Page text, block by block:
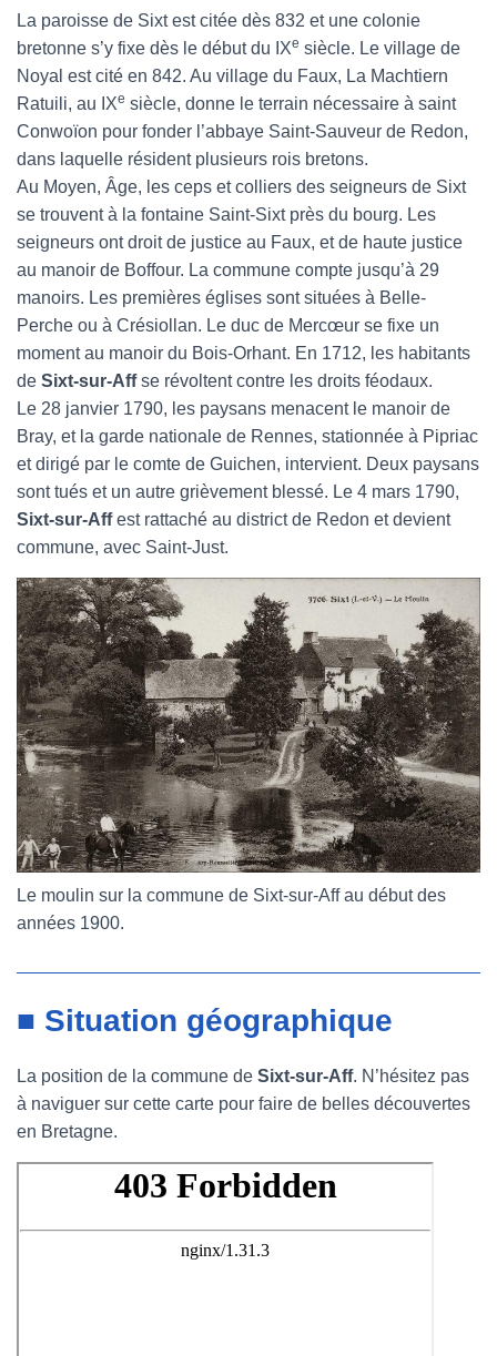
La paroisse de Sixt est citée dès 832 et une colonie
bretonne s’y fixe dès le début du IXe siècle. Le village de
Noyal est cité en 842. Au village du Faux, La Machtiern
Ratuili, au IXe siècle, donne le terrain nécessaire à saint
Conwoïon pour fonder l’abbaye Saint-Sauveur de Redon,
dans laquelle résident plusieurs rois bretons.
Au Moyen, Âge, les ceps et colliers des seigneurs de Sixt
se trouvent à la fontaine Saint-Sixt près du bourg. Les
seigneurs ont droit de justice au Faux, et de haute justice
au manoir de Boffour. La commune compte jusqu’à 29
manoirs. Les premières églises sont situées à Belle-
Perche ou à Crésiollan. Le duc de Mercœur se fixe un
moment au manoir du Bois-Orhant. En 1712, les habitants
de Sixt-sur-Affse révoltent contre les droits féodaux.
Le 28 janvier 1790, les paysans menacent le manoir de
Bray, et la garde nationale de Rennes, stationnée à Pipriac
et dirigé par le comte de Guichen, intervient. Deux paysans
sont tués et un autre grièvement blessé. Le 4 mars 1790,
Sixt-sur-Affest rattaché au district de Redon et devient
commune, avec Saint-Just.
Le moulin sur la commune de Sixt-sur-Aff au début des
années 1900.
■ Situation géographique
La position de la commune de Sixt-sur-Aff. N’hésitez pas
à naviguer sur cette carte pour faire de belles découvertes
en Bretagne.